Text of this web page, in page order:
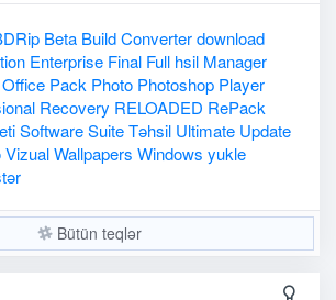
Beta BuildConverterdownload
Enterprise Final Full hsil Manager
Office Pack Photo Photoshop Player
Recovery RELOADED RePack
SoftwareSuiteTəhsil Ultimate Update
VizualWallpapers Windows yukle
Bütün teqlər